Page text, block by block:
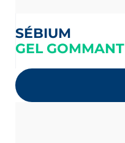
SÉBIUM
GEL GOMMANT